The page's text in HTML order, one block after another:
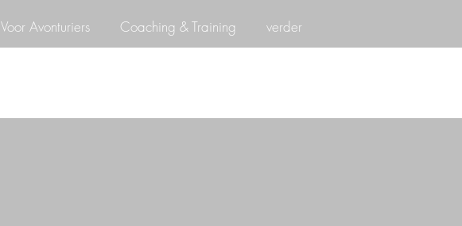
Voor Avonturiers Coaching & Training verder